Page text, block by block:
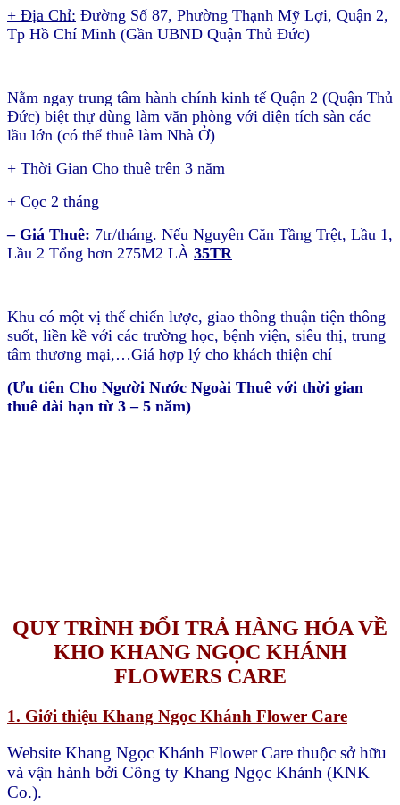
+ Địa Chỉ: Đường Số 87, Phường Thạnh Mỹ Lợi, Quận 2,
Tp Hồ Chí Minh (Gần UBND Quận Thủ Đức)
Nằm ngay trung tâm hành chính kinh tế Quận 2 (Quận Thủ
Đức) biệt thự dùng làm văn phòng với diện tích sàn các
lầu lớn (có thể thuê làm Nhà Ở)
+ Thời Gian Cho thuê trên 3 năm
+ Cọc 2 tháng
– Giá Thuê: 7tr/tháng. Nếu Nguyên Căn Tầng Trệt, Lầu 1,
Lầu 2 Tổng hơn 275M2 LÀ 35TR
Khu có một vị thế chiến lược, giao thông thuận tiện thông
suốt, liền kề với các trường học, bệnh viện, siêu thị, trung
tâm thương mại,…Giá hợp lý cho khách thiện chí
(Ưu tiên Cho Người Nước Ngoài Thuê với thời gian
thuê dài hạn từ 3 – 5 năm)
QUY TRÌNH ĐỔI TRẢ HÀNG HÓA VỀ
KHO KHANG NGỌC KHÁNH
FLOWERS CARE
1. Giới thiệu Khang Ngọc Khánh Flower Care
Website Khang Ngọc Khánh Flower Care thuộc sở hữu
và vận hành bởi Công ty Khang Ngọc Khánh (KNK
Co.).